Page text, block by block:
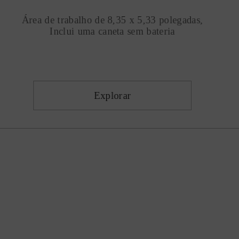
Área de trabalho de 8,35 x 5,33 polegadas,
Inclui uma caneta sem bateria
Explorar